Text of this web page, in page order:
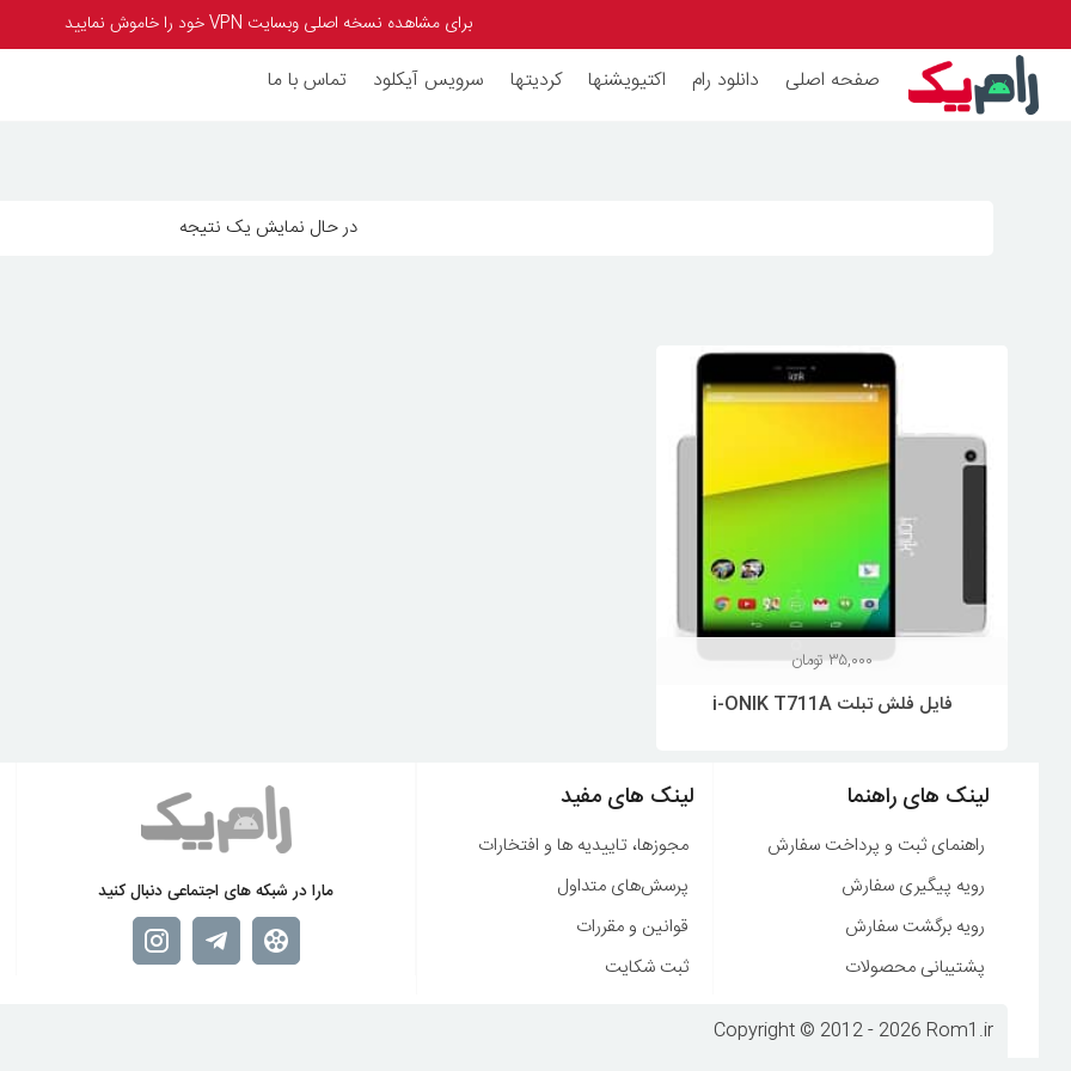
برای مشاهده نسخه اصلی وبسایت VPN خود را خاموش نمایید
صفحه اصلی دانلود رام اکتیویشنها کردیتها سرویس آیکلود تماس با ما
در حال نمایش یک نتیجه
فایل فلش تبلت i-ONIK T711A
۳۵,۰۰۰ تومان
لینک های راهنما
راهنمای ثبت و پرداخت سفارش
رویه پیگیری سفارش
رویه برگشت سفارش
پشتیبانی محصولات
لینک های مفید
مجوزها، تاییدیه ها و افتخارات
پرسش‌های متداول
قوانین و مقررات
ثبت شکایت
مارا در شبکه های اجتماعی دنبال کنید
Copyright © 2012 - 2026 Rom1.ir